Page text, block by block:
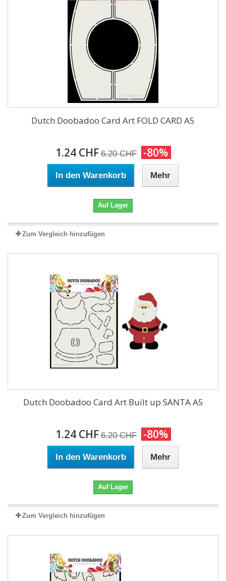
Dutch Doobadoo Card Art FOLD CARD A5
1.24 CHF 6.20 CHF -80%
In den Warenkorb Mehr
Auf Lager
Zum Vergleich hinzufügen
Dutch Doobadoo Card Art Built up SANTA A5
1.24 CHF 6.20 CHF -80%
In den Warenkorb Mehr
Auf Lager
Zum Vergleich hinzufügen